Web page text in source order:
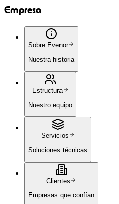
Información de Contacto
Av. de la República
España
info@evenor-tech.com
+34 954 035 047
Newsletter
Mantente al día con nuestros
avances en tecnología
Aviso LegalPolítica de